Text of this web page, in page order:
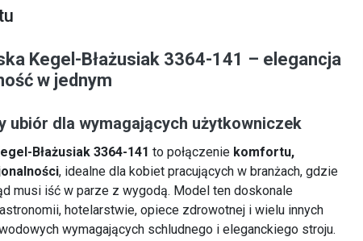
Kegel-Błażusiak 3364-141 – elegancja
w jednym
ubiór dla wymagających użytkowniczek
Błażusiak 3364-141 to połączenie komfortu,
, idealne dla kobiet pracujących w branżach, gdzie
musi iść w parze z wygodą. Model ten doskonale
hotelarstwie, opiece zdrowotnej i wielu innych
wymagających schludnego i eleganckiego stroju.